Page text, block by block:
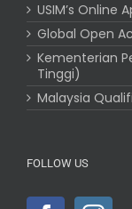
USIM’s Online
Global Open
Kementerian
Tinggi)
Malaysia
FOLLOW US